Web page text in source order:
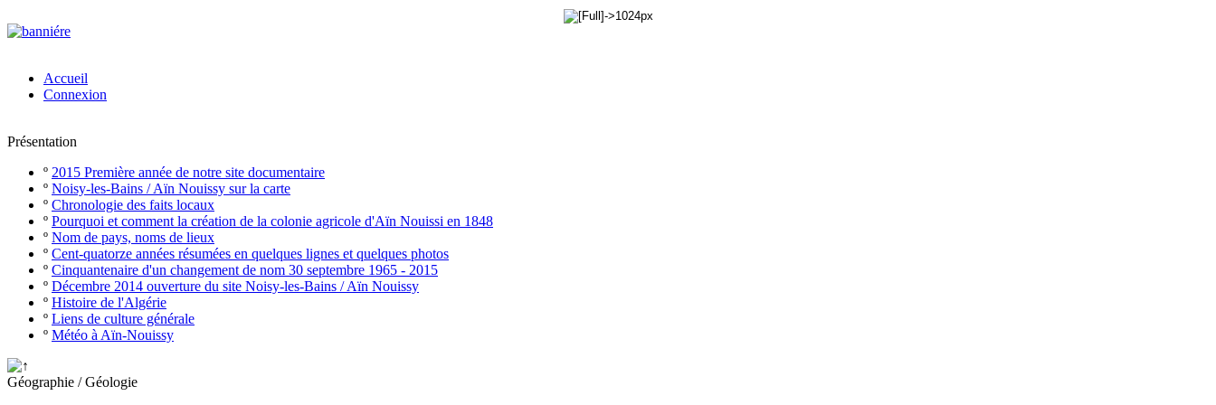
Accueil
Connexion
Présentation
º 2015 Première année de notre site documentaire
º Noisy-les-Bains / Aïn Nouissy sur la carte
º Chronologie des faits locaux
º Pourquoi et comment la création de la colonie agricole d'Aïn Nouissi en 1848
º Nom de pays, noms de lieux
º Cent-quatorze années résumées en quelques lignes et quelques photos
º Cinquantenaire d'un changement de nom 30 septembre 1965 - 2015
º Décembre 2014 ouverture du site Noisy-les-Bains / Aïn Nouissy
º Histoire de l'Algérie
º Liens de culture générale
º Météo à Aïn-Nouissy
Géographie / Géologie